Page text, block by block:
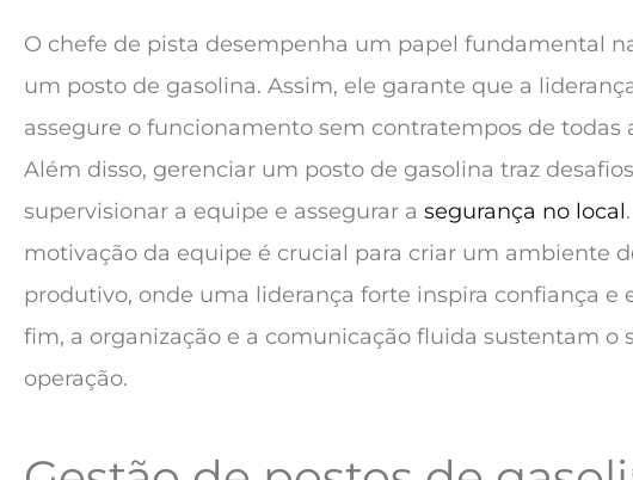
O chefe de pista desempenha um papel fundamental
um posto de gasolina. Assim, ele garante que a
assegure o funcionamento sem contratempos de todas
Além disso, gerenciar um posto de gasolina traz
supervisionar a equipe e assegurar a segurança no local
motivação da equipe é crucial para criar um ambiente
produtivo, onde uma liderança forte inspira confiança e
fim, a organização e a comunicação fluida sustentam o
operação.